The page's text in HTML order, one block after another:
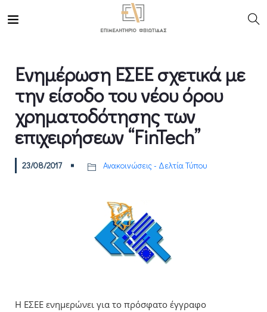
Ενημέρωση ΕΣΕΕ σχετικά με
την είσοδο του νέου όρου
χρηματοδότησης των
επιχειρήσεων “FinTech”
23/08/2017 Ανακοινώσεις - Δελτία Τύπου
Η ΕΣΕΕ ενημερώνει για το πρόσφατο έγγραφο